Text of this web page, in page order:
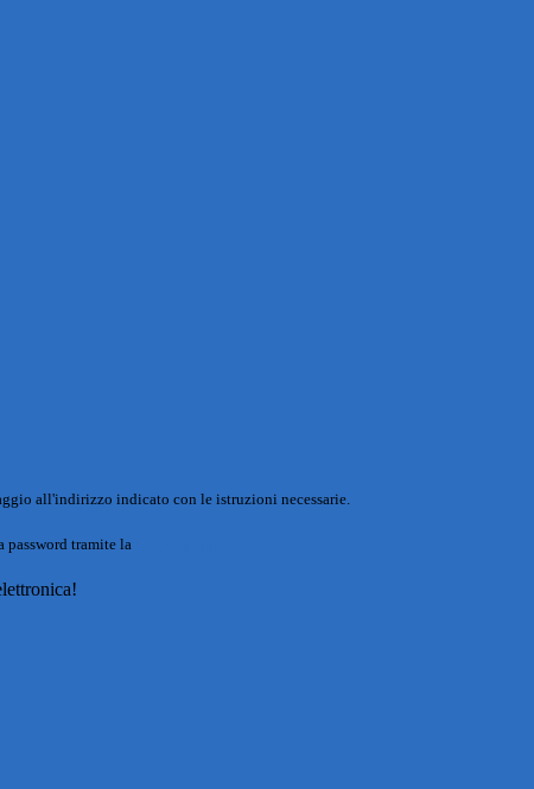
all'indirizzo indicato con le istruzioni necessarie.
password tramite la